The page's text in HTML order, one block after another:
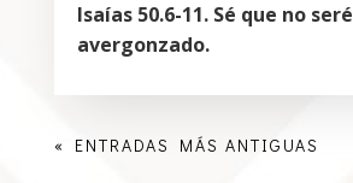
Isaías 50.6-11. Sé que no seré
avergonzado.
« ENTRADAS MÁS ANTIGUAS